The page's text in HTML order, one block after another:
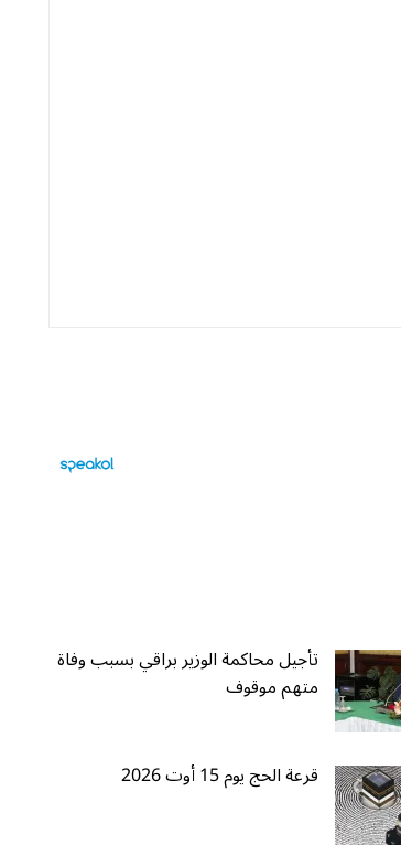
تأجيل محاكمة الوزير براقي بسبب وفاة
متهم موقوف
قرعة الحج يوم 15 أوت 2026